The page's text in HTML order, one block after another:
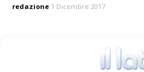
redazione 1 Dicembre 2017